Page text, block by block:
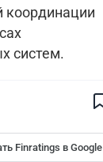
координации
систем.
Finratings в Google
рядом с
материалы